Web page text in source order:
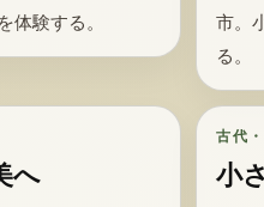
体験する。
市。
る。
へ
古代
小